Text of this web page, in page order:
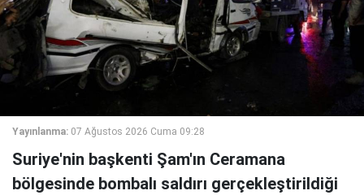
Yayınlanma: 07 Ağustos 2026 Cuma 09:28
Suriye'nin başkenti Şam'ın Ceramana
bölgesinde bombalı saldırı gerçekleştirildiği